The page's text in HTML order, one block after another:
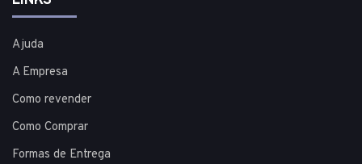
Ajuda
A Empresa
Como revender
Como Comprar
Formas de Entrega